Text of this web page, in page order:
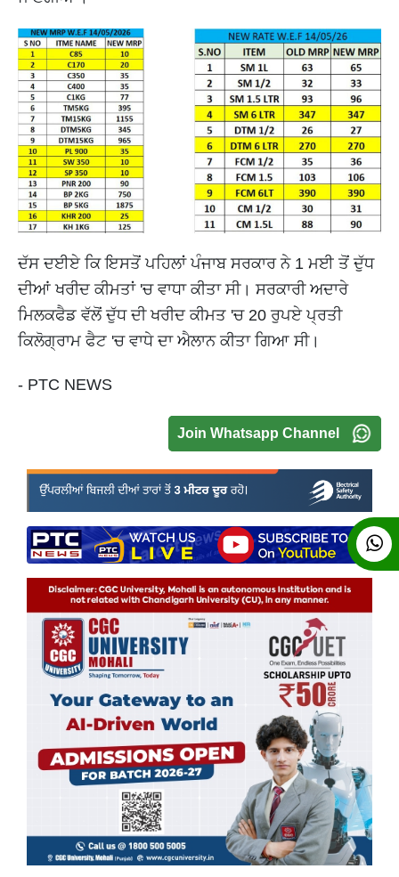
ਦੱਸ ਦਈਏ ਕਿ ਇਸਤੋਂ ਪਹਿਲਾਂ ਪੰਜਾਬ ਸਰਕਾਰ ਨੇ 1 ਮਈ ਤੋਂ ਦੁੱਧ
ਦੀਆਂ ਖਰੀਦ ਕੀਮਤਾਂ 'ਚ ਵਾਧਾ ਕੀਤਾ ਸੀ। ਸਰਕਾਰੀ ਅਦਾਰੇ
ਮਿਲਕਫੈਡ ਵੱਲੋਂ ਦੁੱਧ ਦੀ ਖਰੀਦ ਕੀਮਤ 'ਚ 20 ਰੁਪਏ ਪ੍ਰਤੀ
ਕਿਲੋਗ੍ਰਾਮ ਫੈਟ 'ਚ ਵਾਧੇ ਦਾ ਐਲਾਨ ਕੀਤਾ ਗਿਆ ਸੀ।
- PTC NEWS
Join Whatsapp Channel